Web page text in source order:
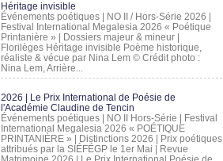
Héritage invisible
Événements poétiques | NO II / Hors-Série 2026 |
Festival International Megalesia 2026 « Poétique
Printanière » | Dossiers majeur & mineur |
Florilèges Héritage invisible Poème historique,
réaliste & vécue par Nina Lem © Crédit photo :
Nina Lem, Arrière...
2026 | Le Prix International de Poésie de
l'Académie Claudine de Tencin
Événements poétiques | NO II Hors-Série | Festival
International Megalesia 2026 « POÉTIQUE
PRINTANIÈRE » | Distinctions 2026 | Prix poétiques
attribués par la SIÉFÉGP le 1er Mai | Revue